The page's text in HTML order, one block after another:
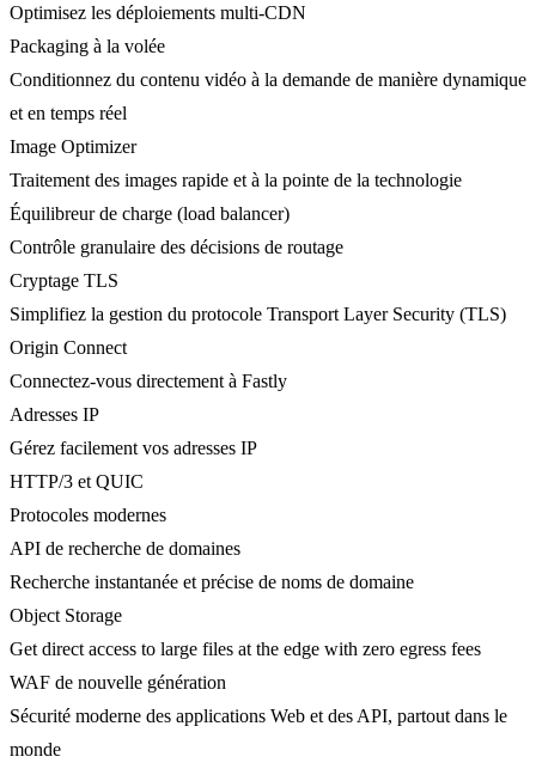
Optimisez les déploiements multi-CDN
Packaging à la volée
Conditionnez du contenu vidéo à la demande de manière dynamique
et en temps réel
Image Optimizer
Traitement des images rapide et à la pointe de la technologie
Équilibreur de charge (load balancer)
Contrôle granulaire des décisions de routage
Cryptage TLS
Simplifiez la gestion du protocole Transport Layer Security (TLS)
Origin Connect
Connectez-vous directement à Fastly
Adresses IP
Gérez facilement vos adresses IP
HTTP/3 et QUIC
Protocoles modernes
API de recherche de domaines
Recherche instantanée et précise de noms de domaine
Object Storage
Get direct access to large files at the edge with zero egress fees
WAF de nouvelle génération
Sécurité moderne des applications Web et des API, partout dans le
monde